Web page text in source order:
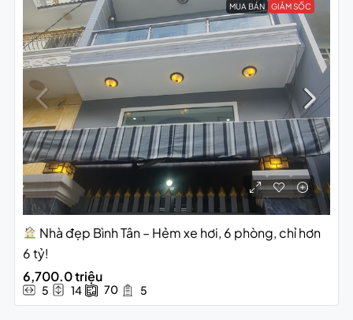
MUA BÁN GIẢM SỐC
Nhà đẹp Bình Tân – Hẻm xe hơi, 6 phòng, chỉ hơn
6 tỷ!
6,700.0 triệu
5 14 70 5